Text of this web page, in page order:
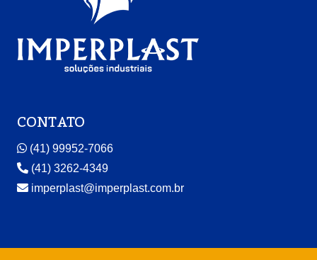
CONTATO
(41) 99952-7066
(41) 3262-4349
imperplast@imperplast.com.br